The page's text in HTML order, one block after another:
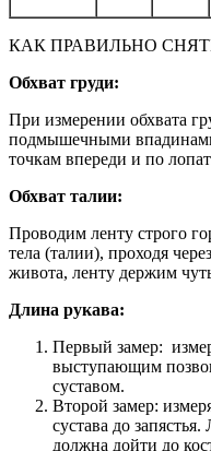
КАК ПРАВИЛЬНО
Обхват груди:
При измерении обхвата
подмышечными
точкам впереди и по
Обхват талии:
Проводим ленту строго
тела (талии), проходя
живота, ленту держим
Длина рукава:
Первый замер:
выступающим
суставом.
Второй замер:
сустава до
должна дойти до